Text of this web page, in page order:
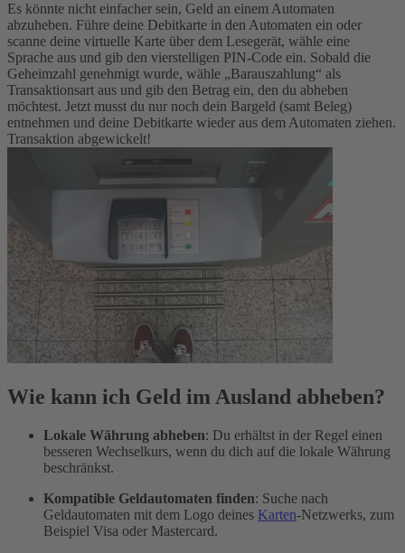
Es könnte nicht einfacher sein, Geld an einem Automaten
abzuheben. Führe deine Debitkarte in den Automaten ein oder
scanne deine virtuelle Karte über dem Lesegerät, wähle eine
Sprache aus und gib den vierstelligen PIN-Code ein. Sobald die
Geheimzahl genehmigt wurde, wähle „Barauszahlung“ als
Transaktionsart aus und gib den Betrag ein, den du abheben
möchtest. Jetzt musst du nur noch dein Bargeld (samt Beleg)
entnehmen und deine Debitkarte wieder aus dem Automaten ziehen.
Transaktion abgewickelt!
Wie kann ich Geld im Ausland abheben?
Lokale Währung abheben: Du erhältst in der Regel einen
besseren Wechselkurs, wenn du dich auf die lokale Währung
beschränkst.
Kompatible Geldautomaten finden: Suche nach
Geldautomaten mit dem Logo deines Karten-Netzwerks, zum
Beispiel Visa oder Mastercard.